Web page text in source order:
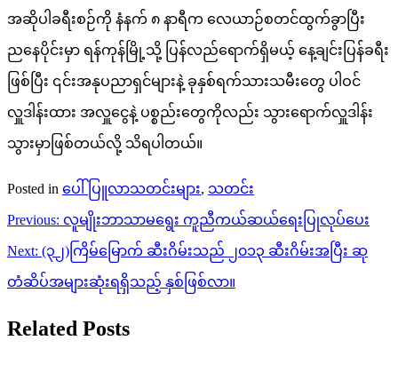
လှူဒါန်းထား အလှူ‌ငွေနဲ့ ပစ္စည်းတွေကိုလည်း သွားရောက်လှူဒါန်း
သွားမှာဖြစ်တယ်လို့ သိရပါတယ်။
Posted in ပေါ်ပြူလာသတင်းများ သတင်း
Post
navigation
Previous: လူမျိုးဘာသာမရွေး ကူညီကယ်ဆယ်ရေးပြုလုပ်ပေး
တံဆိပ်အများဆုံးရရှိသည့် နှစ်ဖြစ်လာ။
Related Posts